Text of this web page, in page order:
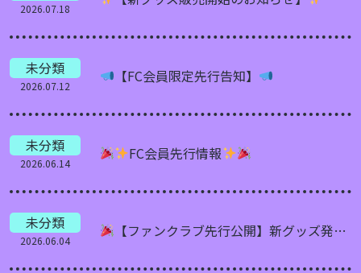
2026.07.18
未分類
2026.07.12
【FC会員限定先行告知】
未分類
2026.06.14
FC会員先行情報
未分類
2026.06.04
【ファンクラブ先行公開】新グッズ発売決定！